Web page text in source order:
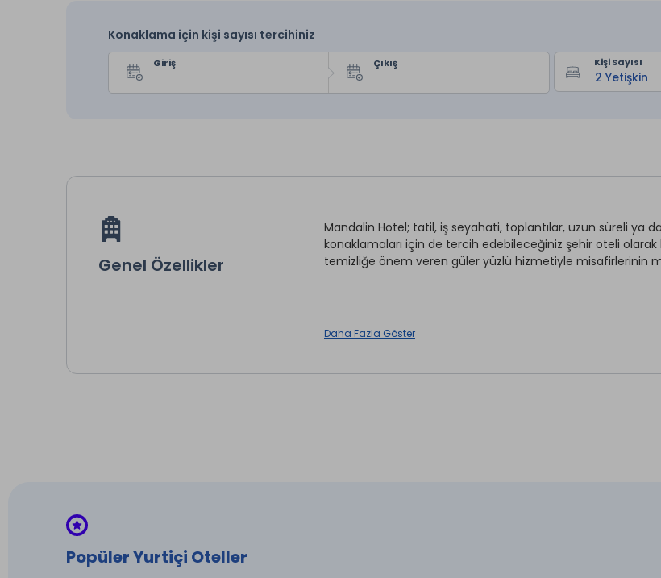
Konaklama için kişi sayısı tercihiniz
Giriş Çıkış Kişi Sayısı
Genel Özellikler
Mandalin Hotel; tatil, iş seyahati, toplantılar, uzun süreli ya
konaklamaları için de tercih edebileceğiniz şehir oteli
temizliğe önem veren güler yüzlü hizmetiyle misafirlerinin
Telefon *
Wi-fi
Daha Fazla Göster
Popüler Yurtiçi Oteller